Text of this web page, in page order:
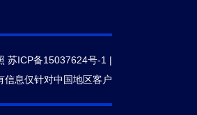
苏ICP备15037624号-1 |
信息仅针对中国地区客户